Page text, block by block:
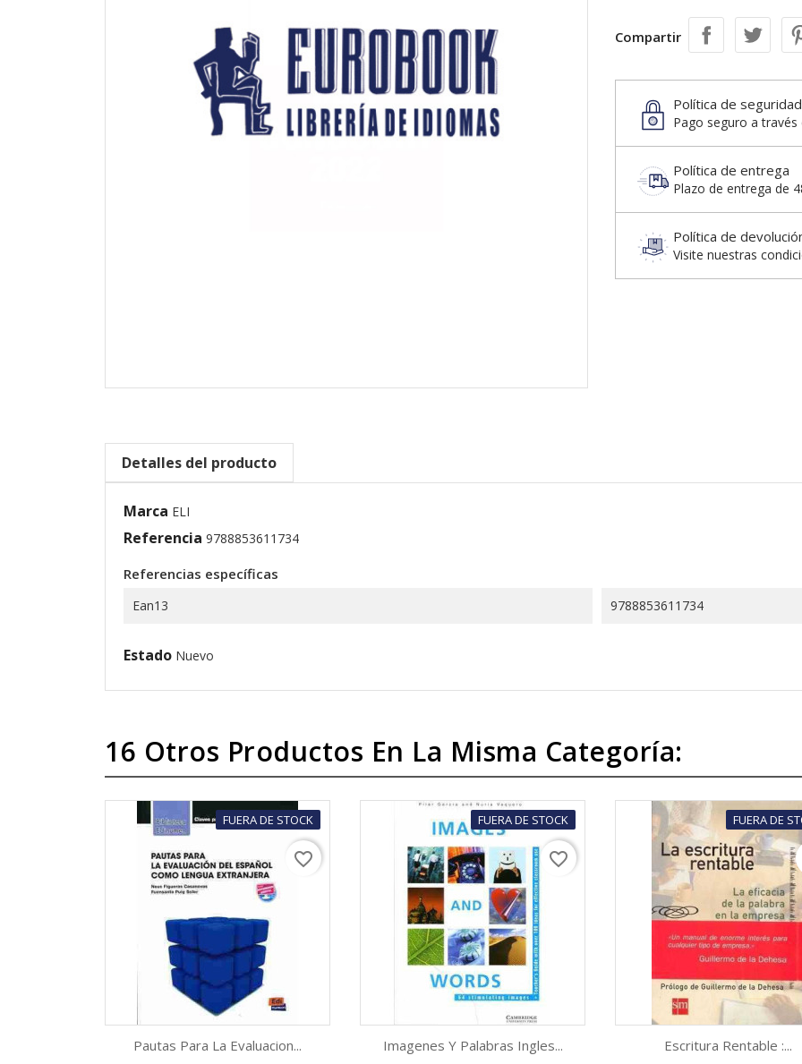
Compartir
Política de seguridad
Pago seguro a través
Política de entrega
Plazo de entrega de
Política de
Visite nuestras
Detalles del producto
Marca ELI
Referencia 9788853611734
Referencias específicas
Ean13 9788853611734
Estado Nuevo
16 Otros Productos En La Misma Categoría:
FUERA DE STOCK
Pautas Para La Evaluacion...
favorite_border
FUERA DE STOCK
Imagenes Y Palabras Ingles...
favorite_border
FUERA DE
Escritura Rentable :...